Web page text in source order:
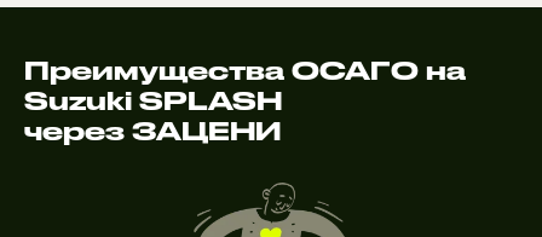
Преимущества ОСАГО на
Suzuki SPLASH
через ЗАЦЕНИ